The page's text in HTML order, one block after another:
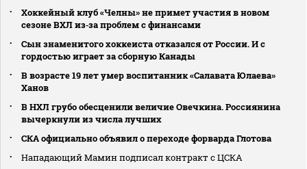
Хоккейный клуб «Челны» не примет участия в новом
сезоне ВХЛ из‑за проблем с финансами
Сын знаменитого хоккеиста отказался от России. И с
гордостью играет за сборную Канады
В возрасте 19 лет умер воспитанник «Салавата Юлаева»
Ханов
В НХЛ грубо обесценили величие Овечкина. Россиянина
вычеркнули из числа лучших
СКА официально объявил о переходе форварда Глотова
Нападающий Мамин подписал контракт с ЦСКА